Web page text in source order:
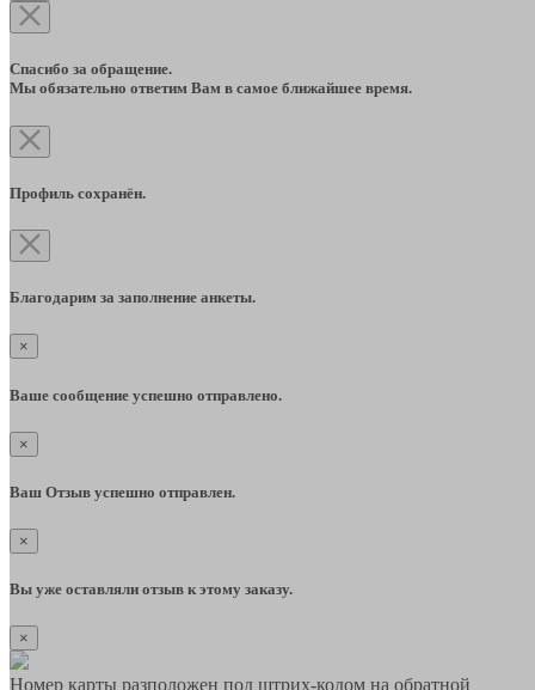
Спасибо за обращение.
Мы обязательно ответим Вам в самое ближайшее время.
Профиль сохранён.
Благодарим за заполнение анкеты.
×
Ваше сообщение успешно отправлено.
×
Ваш Отзыв успешно отправлен.
×
Вы уже оставляли отзыв к этому заказу.
×
Номер карты разположен под штрих-кодом на обратной